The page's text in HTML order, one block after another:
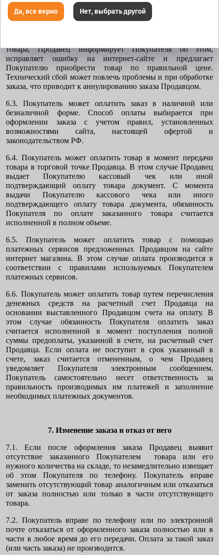
внесении данных о цене товара в базу данных, опечатка и
т.п.). При возникновении сомнений в отношении цены
Товара, указанного на интернет-сайте, Покупатель может
товара, Продавец информирует Покупателя об этом,
исправляет ошибку на интернет-сайте и предлагает
Покупателю приобрести товар по правильной цене.
Технический сбой может повлечь проблемы и при обработке
заказа, что приводит к аннулированию заказа Продавцом.
6.3. Покупатель может оплатить заказ в наличной или
безналичной форме. Способ оплаты выбирается при
оформлении заказа с учетом правил, установленных
возможностями сайта, настоящей офертой и
законодательством РФ.
6.4. Покупатель может оплатить товар в момент передачи
товара в торговой точке Продавца. В этом случае Продавец
выдает Покупателю кассовый чек или иной
подтверждающий оплату товара документ. С момента
выдачи Покупателю кассового чека или иного
подтверждающего оплату товара документа, обязанность
Покупателя по оплате заказанного товара считается
исполненной в полном объеме.
6.5. Покупатель может оплатить товар с помощью
платежных сервисов предложенных Продавцом на сайте
интернет магазина. В этом случае оплата производится в
соответствии с правилами используемых Покупателем
платежных сервисов.
6.6. Покупатель может оплатить товар путем перечисления
денежных средств на расчетный счет Продавца на
основании выставленного Продавцом счета на оплату. В
этом случае обязанность Покупателя оплатить заказ
считается исполненной в момент поступления полной
суммы предоплаты, указанной в счете, на расчетный счет
Продавца. Если оплата не поступит в срок указанный в
счете, заказ считается отмененным, о чем Продавец
уведомляет Покупателя электронным сообщением.
Покупатель самостоятельно несет ответственность за
правильность производимых им платежей и заполнение
необходимых платежных документов.
7. Изменение заказа и отказ от него
7.1. Если после оформления заказа Продавец выявит
отсутствие заказанного Покупателем товара или его
нужного количества на складе, то незамедлительно извещает
об этом Покупателя по телефону. Покупатель вправе
заменить отсутствующий товар аналогичным или отказаться
от заказа полностью или только в части отсутствующего
товара.
7.2. Покупатель вправе по телефону или по электронной
почте отказаться от оформленного заказа полностью или в
части в любое время до его передачи. Оплата за такой заказ
(или часть заказа) не производится.
Да, все верно Нет, выбрать другой